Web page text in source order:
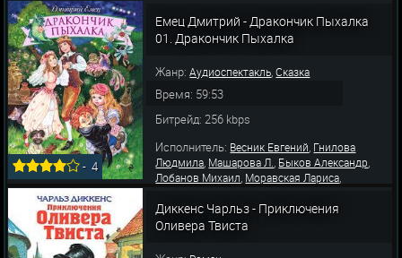
-4
Емец Дмитрий - Дракончик Пыхалка
01. Дракончик Пыхалка
Жанр:Аудиоспектакль ,Сказка
Время: 59:53
Битрейд: 256 kbps
Исполнитель: Весник Евгений Гнилова
Людмила Машарова Л. Быков Александр
Лобанов Михаил Моравская Лариса
Диккенс Чарльз - Приключения
Оливера Твиста